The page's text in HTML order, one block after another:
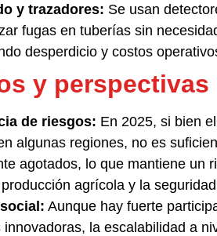
y trazadores: Se usan
fugas en tuberías sin
desperdicio y costos
y perspectivas
de riesgos: En 2025, si bien
algunas regiones, no es
agotados, lo que mantiene un
agrícola y la
Aunque hay fuerte
innovadoras, la escalabilidad a